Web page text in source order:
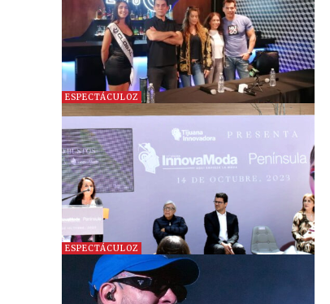
ESPECTÁCULOZ
ESPECTÁCULOZ